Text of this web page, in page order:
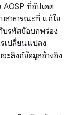
AOSP ที่อัปเดต
สาธารณะที่ แก้ไข
บรหัสข้อบกพร่อง
รเปลี่ยนแปลง
ะลิงก์ข้อมูลอ้างอิง